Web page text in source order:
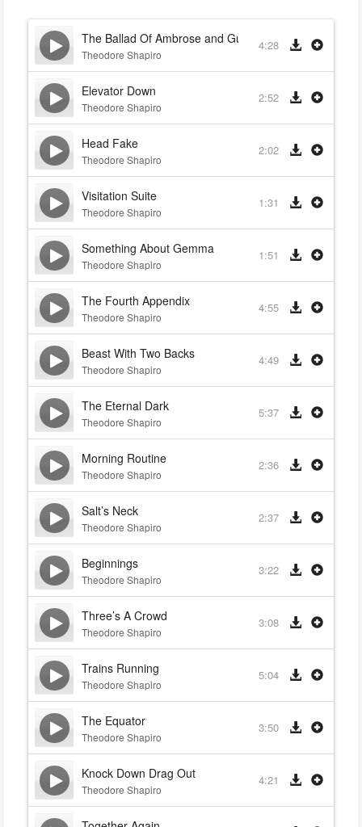
The Ballad Of Ambrose and Gunnel
Theodore Shapiro
4:28
Elevator Down
Theodore Shapiro
2:52
Head Fake
Theodore Shapiro
2:02
Visitation Suite
Theodore Shapiro
1:31
Something About Gemma
Theodore Shapiro
1:51
The Fourth Appendix
Theodore Shapiro
4:55
Beast With Two Backs
Theodore Shapiro
4:49
The Eternal Dark
Theodore Shapiro
5:37
Morning Routine
Theodore Shapiro
2:36
Salt’s Neck
Theodore Shapiro
2:37
Beginnings
Theodore Shapiro
3:22
Three’s A Crowd
Theodore Shapiro
3:08
Trains Running
Theodore Shapiro
5:04
The Equator
Theodore Shapiro
3:50
Knock Down Drag Out
Theodore Shapiro
4:21